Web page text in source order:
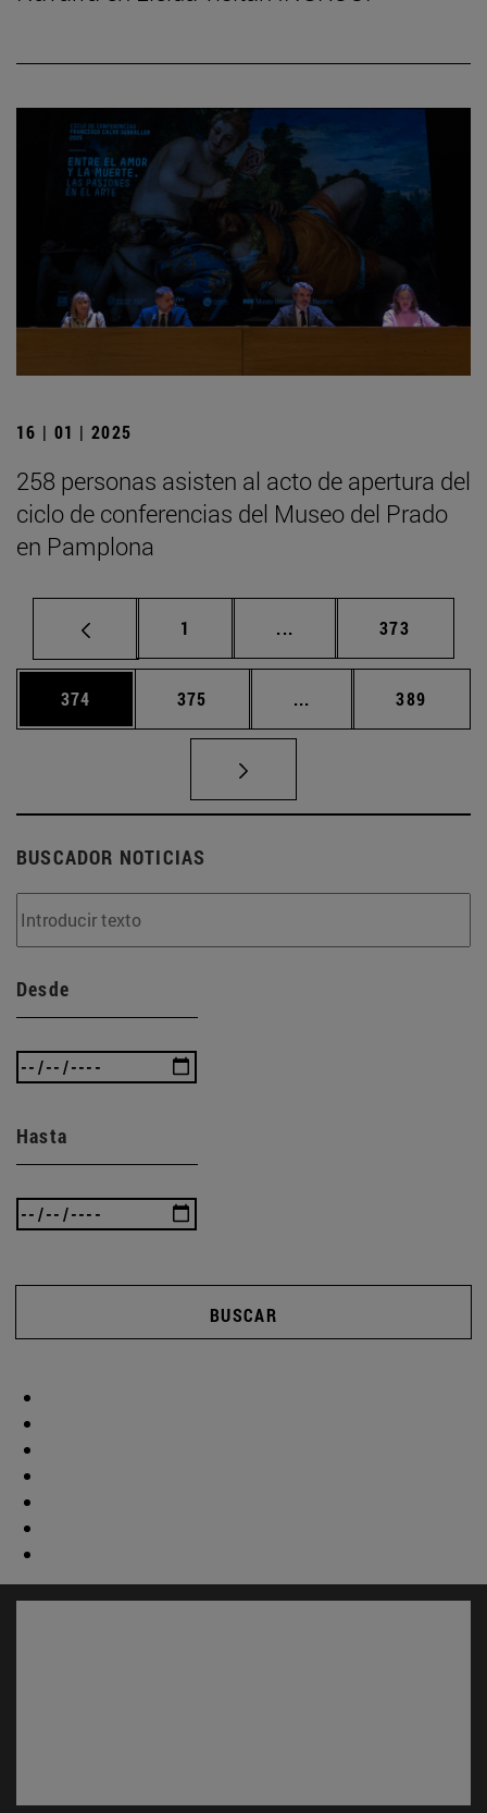
16 | 01 | 2025
258 personas asisten al acto de apertura del
ciclo de conferencias del Museo del Prado
en Pamplona
Página
1 ... Páginas intermedias
Página
373
Página
374 Página
375 ... Páginas intermedias
Página
389
BUSCADOR NOTICIAS
Desde
Hasta
BUSCAR